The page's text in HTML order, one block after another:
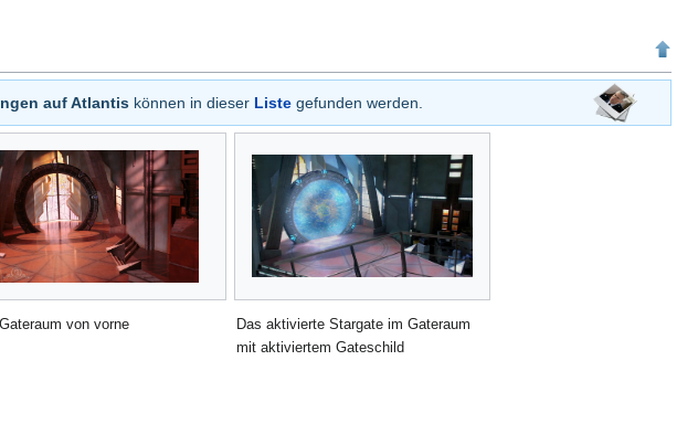
auf Atlantis können in dieser Liste gefunden werden.
von vorne
Das aktivierte Stargate im Gateraum
mit aktiviertem Gateschild